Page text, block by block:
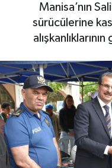
Manisa’nın
sürücülerine